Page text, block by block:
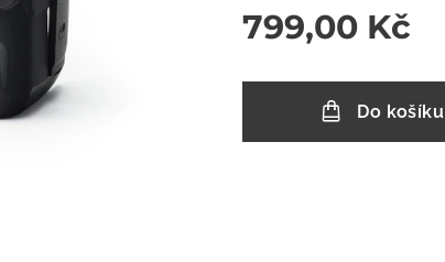
799,00 Kč
Do košíku